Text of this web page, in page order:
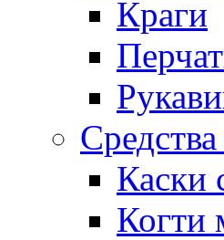
Краги
Каски
Когти